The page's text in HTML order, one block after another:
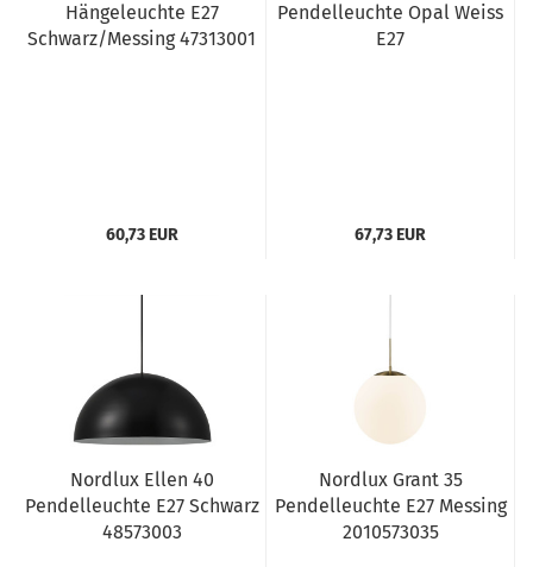
Hängeleuchte E27
Schwarz/Messing 47313001
60,73 EUR
Pendelleuchte Opal Weiss
E27
67,73 EUR
Nordlux Ellen 40
Pendelleuchte E27 Schwarz
48573003
Nordlux Grant 35
Pendelleuchte E27 Messing
2010573035